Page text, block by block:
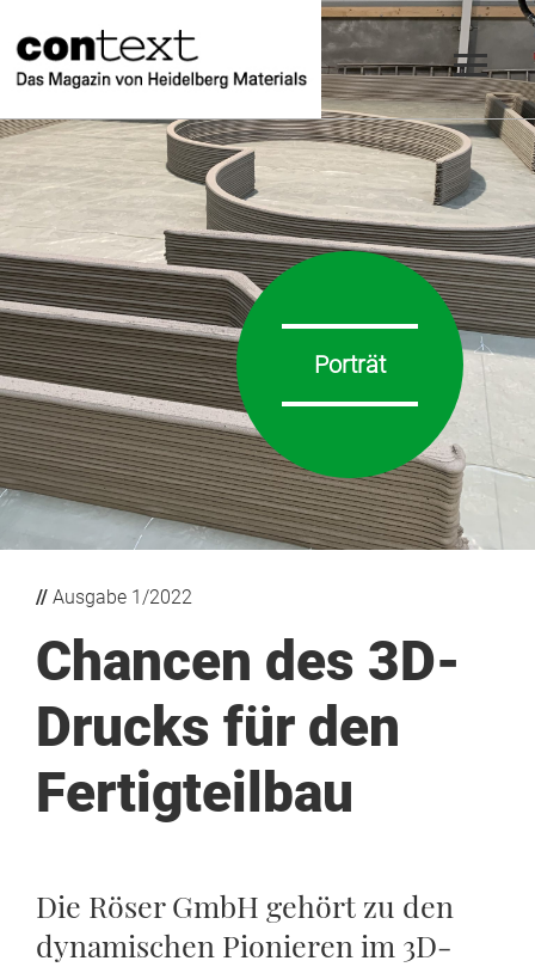
// Ausgabe 1/2022
Chancen des 3D-
Drucks für den
Fertigteilbau
Die Röser GmbH gehört zu den
dynamischen Pionieren im 3D-
Porträt